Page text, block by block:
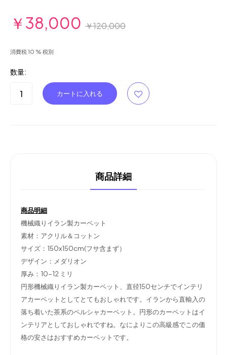
￥38,000 ￥120,000
消費税 10 % 税別
数量:
商品詳細
商品明細
機械織りイラン製カーペット
素材：アクリル＆コットン
サイズ：150x150cm(フサ含まず）
デザイン：メダリオン
厚み：10-12 ミリ
円形機械織りイラン製カーペット、直径150センチでインテリ
アカーペットとしてとてもおしゃれです。イランから直輸入の
落ち着いた茶系のペルシャカーペット。円形のカーペットはイ
ンテリアとしておしゃれですね。 なによりこの高級感でこの価
格の安さはおすすめカーペットです。